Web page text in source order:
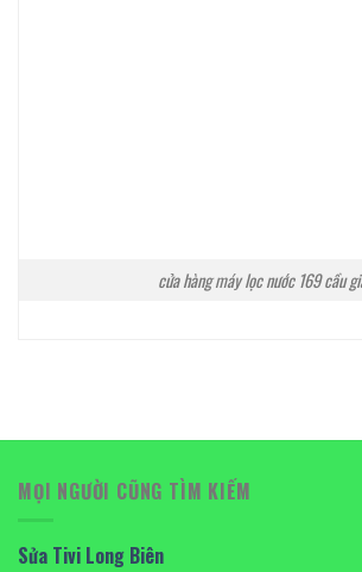
cửa hàng máy lọc nước 169 cầu
MỌI NGƯỜI CŨNG TÌM KIẾM
Sửa Tivi Long Biên